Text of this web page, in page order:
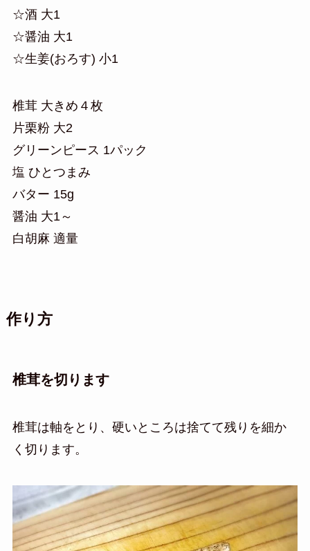
☆酒 大1
☆醤油 大1
☆生姜(おろす) 小1
椎茸 大きめ４枚
片栗粉 大2
グリーンピース 1パック
塩 ひとつまみ
バター 15g
醤油 大1～
白胡麻 適量
作り方
椎茸を切ります
椎茸は軸をとり、硬いところは捨てて残りを細か
く切ります。